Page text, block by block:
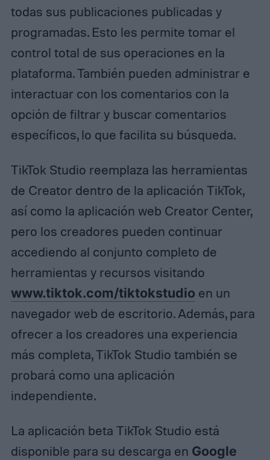
todas sus publicaciones publicadas y
programadas. Esto les permite tomar el
control total de sus operaciones en la
plataforma. También pueden administrar e
interactuar con los comentarios con la
opción de filtrar y buscar comentarios
específicos, lo que facilita su búsqueda.
TikTok Studio reemplaza las herramientas
de Creator dentro de la aplicación TikTok,
así como la aplicación web Creator Center,
pero los creadores pueden continuar
accediendo al conjunto completo de
herramientas y recursos visitando
www.tiktok.com/tiktokstudio en un
navegador web de escritorio. Además, para
ofrecer a los creadores una experiencia
más completa, TikTok Studio también se
probará como una aplicación
independiente.
La aplicación beta TikTok Studio está
disponible para su descarga en Google